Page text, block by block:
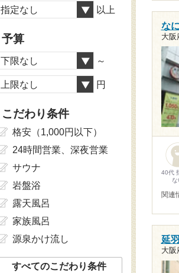
な
大阪
40代
な
関連
延
大阪
指定なし 以上
予算
下限なし ～
上限なし 円
こだわり条件
格安（1,000円以下）
24時間営業、深夜営業
サウナ
岩盤浴
露天風呂
家族風呂
源泉かけ流し
すべてのこだわり条件